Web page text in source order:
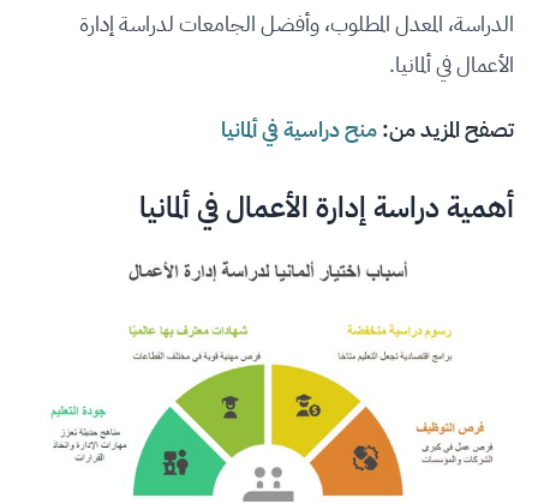
الدراسة، المعدل المطلوب، وأفضل الجامعات لدراسة إدارة
الأعمال في ألمانيا.
تصفح المزيد من:منح دراسية في ألمانيا
أهمية دراسة إدارة الأعمال في ألمانيا